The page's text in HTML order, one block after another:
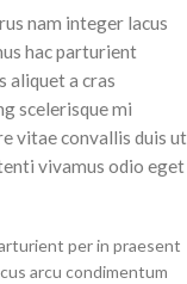
nam integer lacus
hac parturient
aliquet a cras
scelerisque mi
vitae convallis duis ut
vivamus odio eget
per in praesent
arcu condimentum